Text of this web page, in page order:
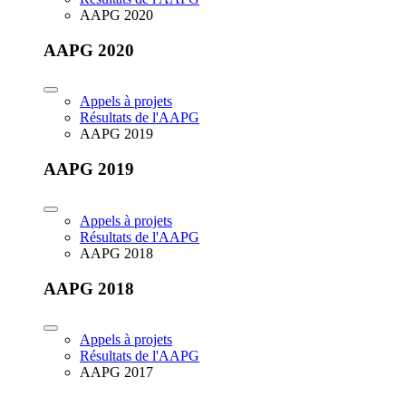
AAPG 2020
AAPG 2020
Appels à projets
Résultats de l'AAPG
AAPG 2019
AAPG 2019
Appels à projets
Résultats de l'AAPG
AAPG 2018
AAPG 2018
Appels à projets
Résultats de l'AAPG
AAPG 2017